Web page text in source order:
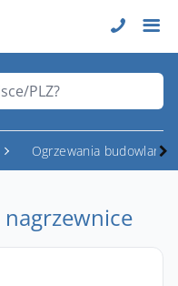
PLZ?
Ogrzewania budowlane